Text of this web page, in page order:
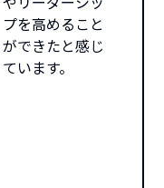
プを高めること
ができたと感じ
ています。